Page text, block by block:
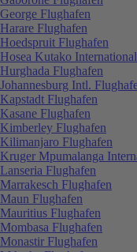
George Flughafen
Harare Flughafen
Hoedspruit Flughafen
Hosea Kutako
Hurghada Flughafen
Johannesburg Intl.
Kapstadt Flughafen
Kasane Flughafen
Kimberley Flughafen
Kilimanjaro Flughafen
Kruger Mpumalanga
Lanseria Flughafen
Marrakesch Flughafen
Maun Flughafen
Mauritius Flughafen
Mombasa Flughafen
Monastir Flughafen